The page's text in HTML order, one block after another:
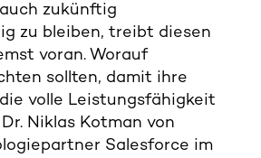
zukünftig
zu bleiben, treibt diesen
voran. Worauf
sollten, damit ihre
volle Leistungsfähigkeit
Dr. Niklas Kotman von
Salesforce im